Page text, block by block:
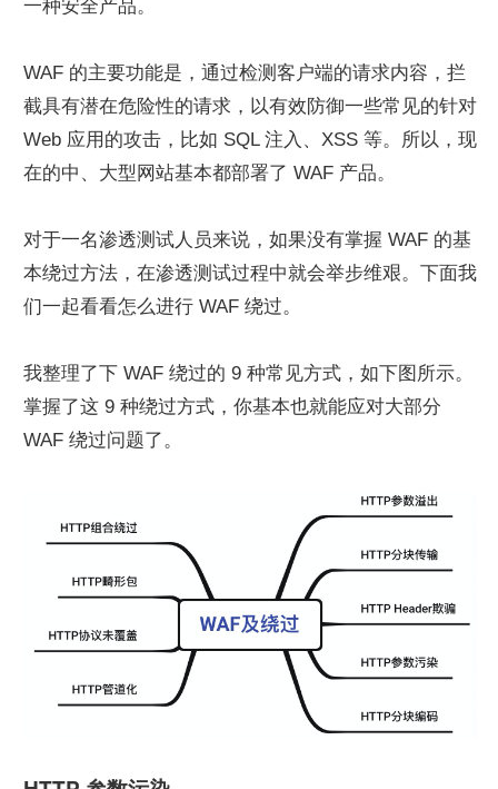
一种安全产品。
WAF 的主要功能是，通过检测客户端的请求内容，拦
截具有潜在危险性的请求，以有效防御一些常见的针对
Web 应用的攻击，比如 SQL 注入、XSS 等。所以，现
在的中、大型网站基本都部署了 WAF 产品。
对于一名渗透测试人员来说，如果没有掌握 WAF 的基
本绕过方法，在渗透测试过程中就会举步维艰。下面我
们一起看看怎么进行 WAF 绕过。
我整理了下 WAF 绕过的 9 种常见方式，如下图所示。
掌握了这 9 种绕过方式，你基本也就能应对大部分
WAF 绕过问题了。